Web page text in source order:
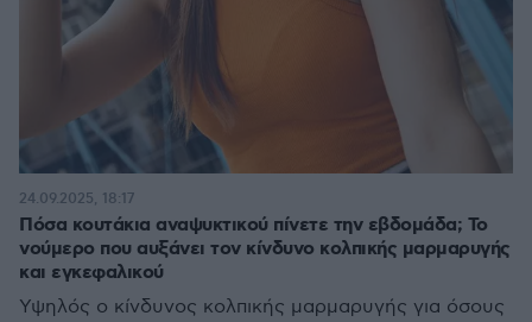
Πόσα κουτάκια αναψυκτικού πίνετε την εβδομάδα; Το
νούμερο που αυξάνει τον κίνδυνο κολπικής μαρμαρυγής
και εγκεφαλικού
Υψηλός ο κίνδυνος κολπικής μαρμαρυγής για όσους
24.09.2025, 18:17